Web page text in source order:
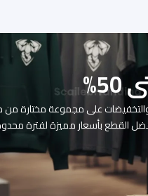
على مجموعة مختارة من